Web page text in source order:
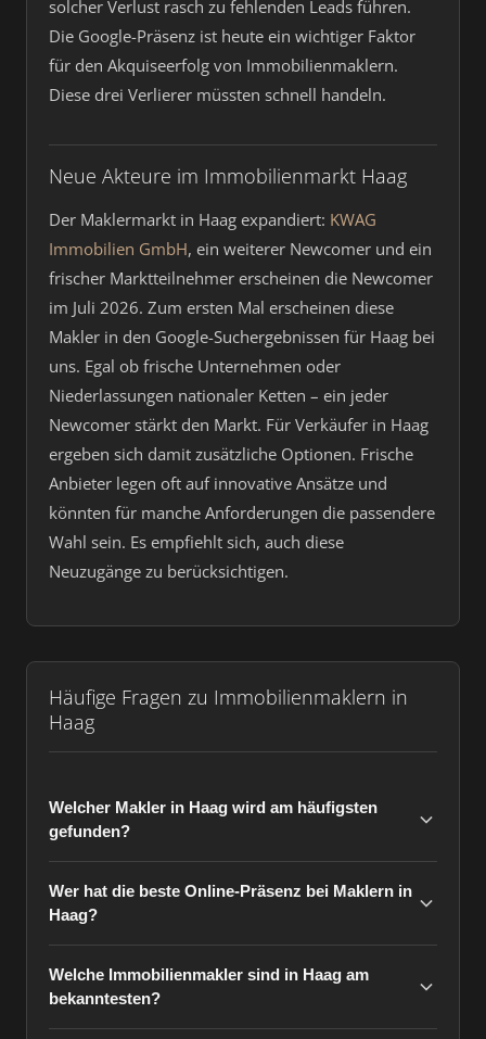
solcher Verlust rasch zu fehlenden Leads führen.
Die Google-Präsenz ist heute ein wichtiger Faktor
für den Akquiseerfolg von Immobilienmaklern.
Diese drei Verlierer müssten schnell handeln.
Neue Akteure im Immobilienmarkt Haag
Der Maklermarkt in Haag expandiert: KWAG
Immobilien GmbH, ein weiterer Newcomer und ein
frischer Marktteilnehmer erscheinen die Newcomer
im Juli 2026. Zum ersten Mal erscheinen diese
Makler in den Google-Suchergebnissen für Haag bei
uns. Egal ob frische Unternehmen oder
Niederlassungen nationaler Ketten – ein jeder
Newcomer stärkt den Markt. Für Verkäufer in Haag
ergeben sich damit zusätzliche Optionen. Frische
Anbieter legen oft auf innovative Ansätze und
könnten für manche Anforderungen die passendere
Wahl sein. Es empfiehlt sich, auch diese
Neuzugänge zu berücksichtigen.
Häufige Fragen zu Immobilienmaklern in
Haag
Welcher Makler in Haag wird am häufigsten
gefunden?
Wer hat die beste Online-Präsenz bei Maklern in
Haag?
Welche Immobilienmakler sind in Haag am
bekanntesten?